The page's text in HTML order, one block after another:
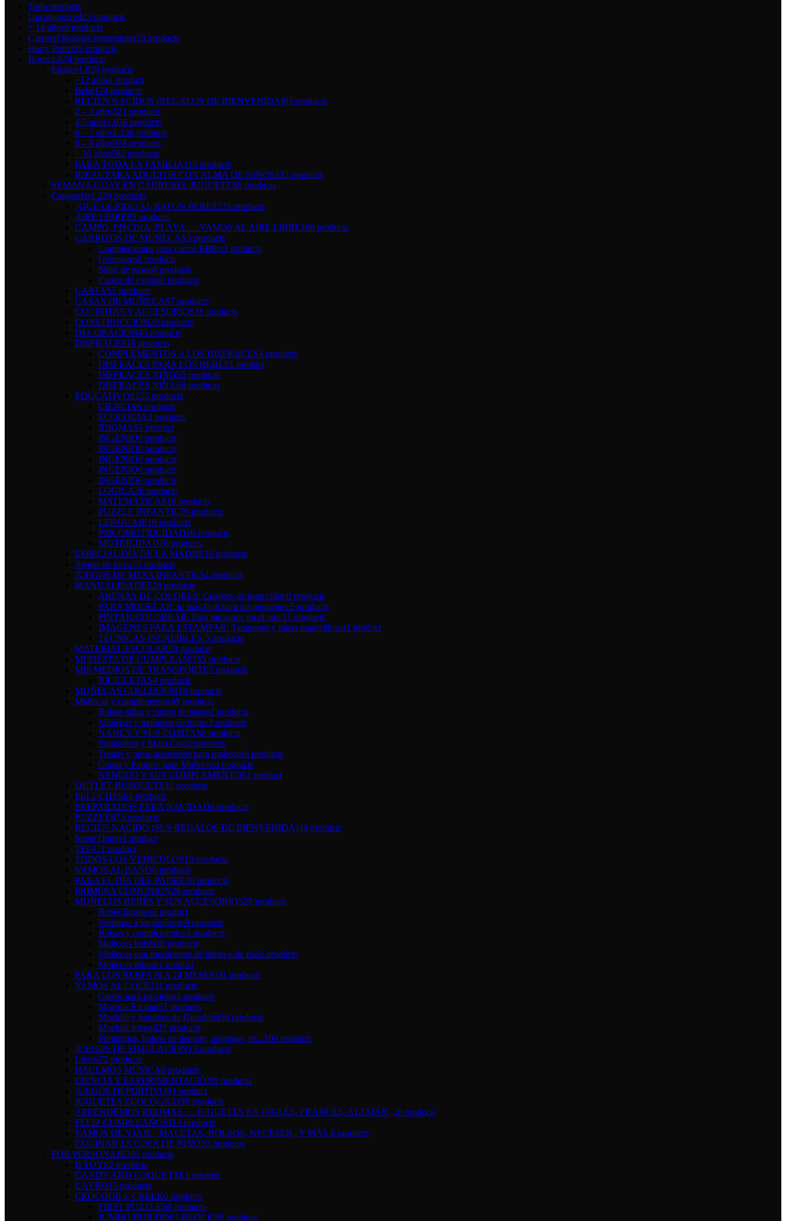
Todo products
Uncategorized23 products
+ 18 años0 products
Carrusel Regalos interesantes23 products
Harry Potter28 products
Home1.874 products
Edades1.820 products
+12 años1 product
Bebé174 products
RECIÉN NACIDOS (REGALOS DE BIENVENIDA)93 products
2 – 3 años521 products
4-5 años1.076 products
6 – 7 años1.136 products
8 – 9 años918 products
+ 10 años582 products
PARA TODA LA FAMILIA115 products
IDEAL PARA ADULTOS CON ALMA DE NIÑOS222 products
SEMANA GUAY EN CARRUSEL JUGUETES0 products
Categorías1.229 products
¿QUÉ LE PIDO AL RATÓN PÉREZ?25 products
AIRE LIBRE85 products
CAMPO, PISCINA, PLAYA…. VAMOS AL AIRE LIBRE106 products
CARRITOS DE MUÑECAS3 products
Complementos para carros BBlux3 products
Gemelares0 products
Sillas de paseo0 products
Carros de capota0 products
CARTAS5 products
CASAS DE MUÑECAS7 products
COCINITAS Y ACCESORIOS16 products
CONSTRUCCIÓN20 products
DECORACIÓN45 products
DISFRACES16 products
COMPLEMENTOS A LOS DISFRACES4 products
DISFRACES PARA LOS BEBÉS1 product
DISFRACES NIÑOS5 products
DISFRACES NIÑAS6 products
EDUCATIVOS155 products
CIENCIA6 products
ECOLOGIA2 products
IDIOMAS1 product
INGENIO0 products
INGENIO0 products
INGENIO0 products
INGENIO0 products
INGENIO0 products
LOGICA26 products
MATEMÁTICAS10 products
PUZZLE INFANTIL79 products
LENGUAJE10 products
PSICOMOTRICIDAD10 products
MOTRICIDAD16 products
ESPECIAL DÍA DE LA MADRE10 products
Juegos de mesa75 products
JUEGOS DE MESA INFANTIL54 products
MANUALIDADES28 products
ARENAS DE COLORES: Cuadros de gran color.0 products
PARA MODELAR: lo más fácil para los pequeños.5 products
PINTAR-COLOREAR: Para iniciarme en el arte.11 products
IMÁGENES PARA ESTAMPAR: Tampones y tintas maravillosos1 product
TÉCNICAS INCREÍBLES.5 products
MATERIAL ESCOLAR29 products
MI FIESTA DE CUMPLEAÑOS5 products
MIS MEDIOS DE TRANSPORTE5 products
BICICLETAS4 products
MUÑECAS COLLECION19 products
Muñecas y complementos49 products
Bolsos sillas y carros de paseo2 products
Muñecas y muñecos de trapo.3 products
NANCY Y SUS COSITAS6 products
Portabebés y Maxi Cosi2 products
Tronas y otros accesorios para muñecos6 products
Cunas y Parques para Muñecos4 products
NENUCO Y SUS COMPLEMENTOS1 product
OUTLET BUSQUETS31 products
PELUCHES84 products
PREPARADOS PARA NAVIDAD8 products
PUZZLES75 products
RECIÉN NACIDO (SUS REGALOS DE BIENVENIDA)44 products
SuperThings1 product
TEGU1 product
TODOS LOS VEHÍCULOS10 products
VAMOS AL BAÑO6 products
PARA EL DÍA DEL PADRE10 products
PRIMERA COMUNION28 products
MUÑECOS BEBÉS Y SUS ACCESORIOS28 products
Bebés llorones1 product
Vestimos a las muñecas9 products
Bolsos y complementos5 products
Muñecos bebés10 products
Muñecos con mecanismo de llanto o de risa2 products
Muñecos reborn1 product
PARA LOS BEBES (0 A 24 MESES)31 products
VAMOS AL COLE211 products
Carros para mochilas3 products
Mochila Escolar51 products
Mochila y Saquitos de Guardería50 products
Mochila Juvenil25 products
Portatodos, bolsos de deporte, paraguas, etc..100 products
JUEGOS DE SIMULACION13 products
Libros72 products
HACEMOS MÚSICA0 products
CIENCIA Y EXPERIMENTACIÓN0 products
JUEGOS DEPORTIVOS1 product
JUGUETES ECOLÓGICOS0 products
APRENDEMOS IDIOMAS…. JUGUETES EN INGLÉS, FRANCÉS, ALEMÁN,,,,0 products
FELIZ CUMPLEAÑOS113 products
VAMOS DE VIAJE,, MALETAS, BOLSOS, NECESER,, Y MÁS.8 products
COCINAR ES COSA DE NIÑOS3 products
POR PERSONAJE385 products
B TOYS2 products
CANDY AND COQUETTE1 product
CAYRO15 products
CROCODILE CREEK0 products
FIRST PUZZLES0 products
JUMBO BUILDING BLOCKS0 products